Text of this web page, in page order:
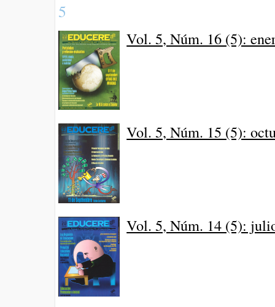
5
Vol. 5, Núm. 16 (5):
Vol. 5, Núm. 15 (5):
Vol. 5, Núm. 14 (5):